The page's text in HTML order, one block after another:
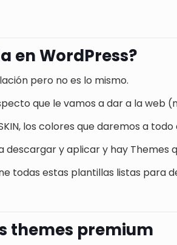
en WordPress?
pero no es lo mismo.
que le vamos a dar a la web
los colores que daremos a
y aplicar y hay Themes
todas estas plantillas listas
themes premium